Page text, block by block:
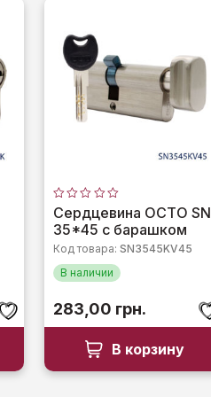
Оценка
0
из
Сердцевина OCTO SN
35*45 с барашком
Код товара: SN3545KV45
В наличии
283,00 грн.
В корзину